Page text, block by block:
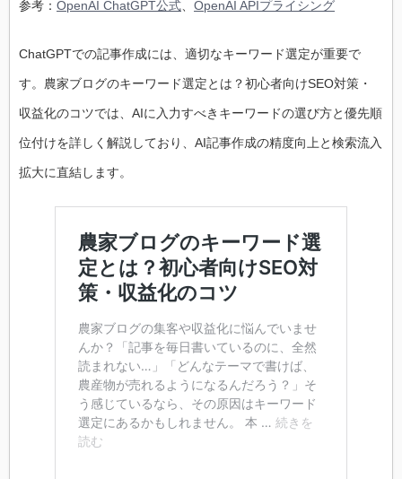
参考： OpenAI ChatGPT公式 OpenAI APIプライシング
ChatGPTでの記事作成には、適切なキーワード選定が重要で
す。農家ブログのキーワード選定とは？初心者向けSEO対策・
収益化のコツでは、AIに入力すべきキーワードの選び方と優先順
位付けを詳しく解説しており、AI記事作成の精度向上と検索流入
拡大に直結します。